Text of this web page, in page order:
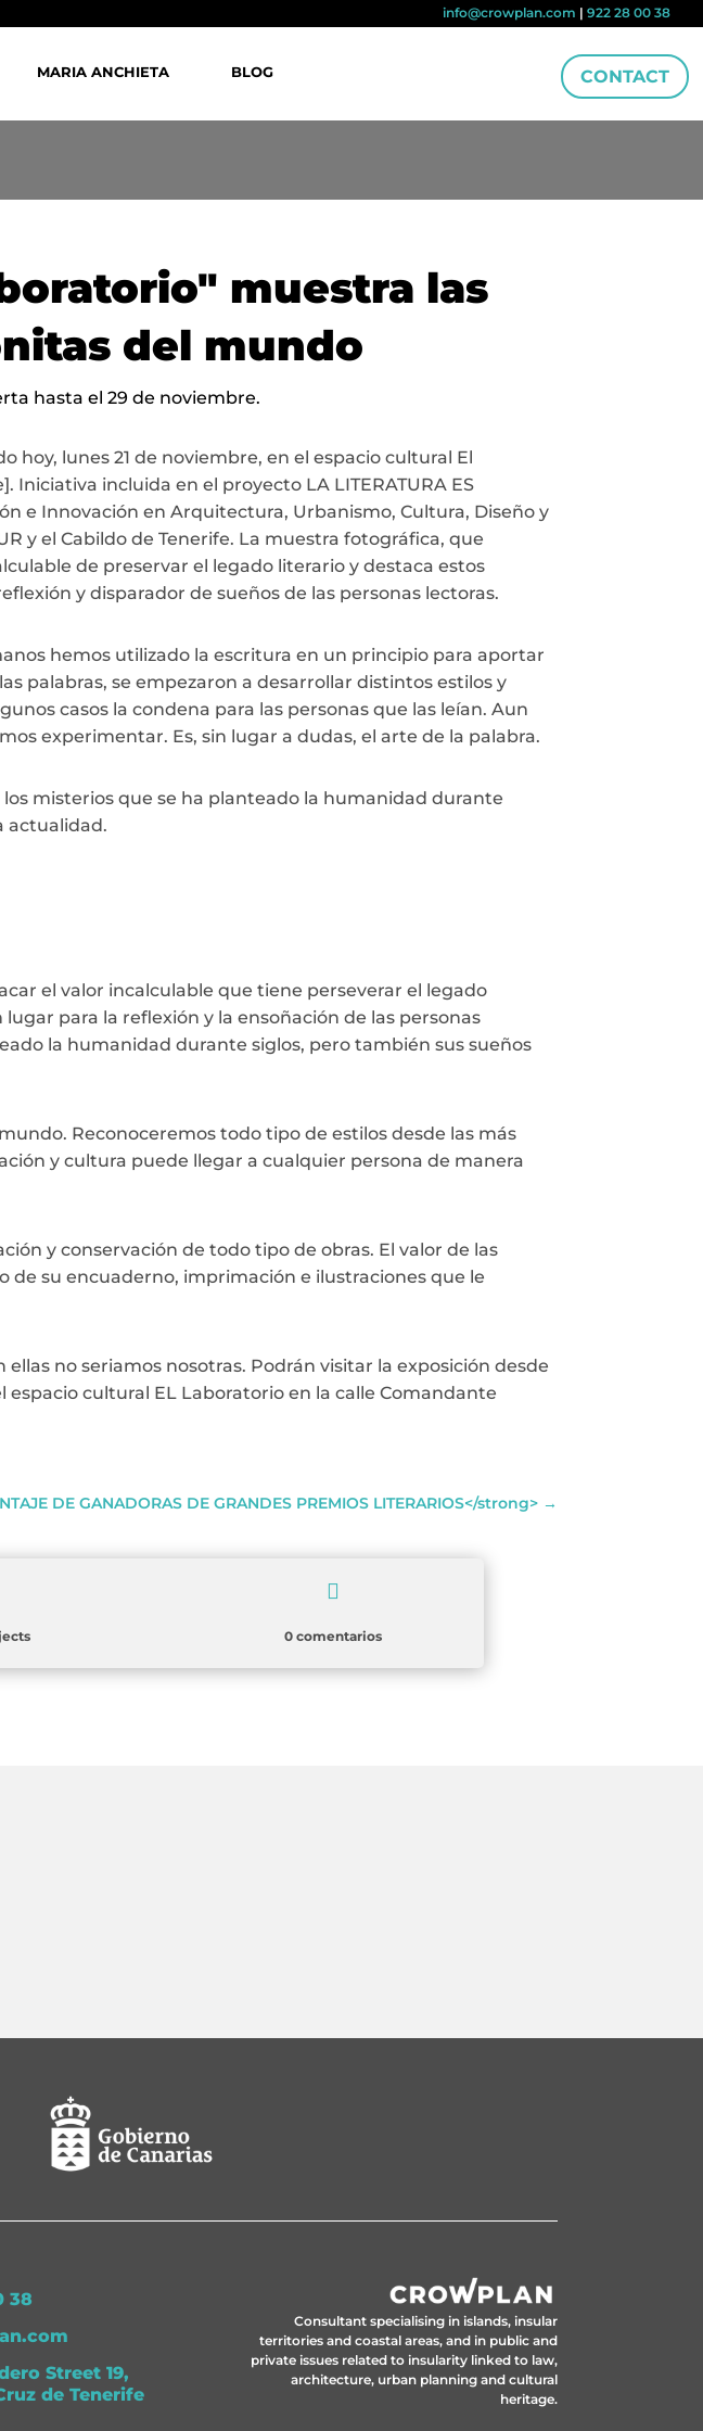
info@crowplan.com | 922 28 00 38
MARIA ANCHIETA BLOG CONTACT
muestra las
del mundo
hasta el 29 de noviembre.
lunes 21 de noviembre, en el espacio cultural El
incluida en el proyecto LA LITERATURA ES
e Innovación en Arquitectura, Urbanismo, Cultura, Diseño y
y el Cabildo de Tenerife. La muestra fotográfica, que
de preservar el legado literario y destaca estos
y disparador de sueños de las personas lectoras.
hemos utilizado la escritura en un principio para aportar
palabras, se empezaron a desarrollar distintos estilos y
casos la condena para las personas que las leían. Aun
experimentar. Es, sin lugar a dudas, el arte de la palabra.
misterios que se ha planteado la humanidad durante
actualidad.
el valor incalculable que tiene perseverar el legado
para la reflexión y la ensoñación de las personas
la humanidad durante siglos, pero también sus sueños
Reconoceremos todo tipo de estilos desde las más
y cultura puede llegar a cualquier persona de manera
y conservación de todo tipo de obras. El valor de las
de su encuaderno, imprimación e ilustraciones que le
no seriamos nosotras. Podrán visitar la exposición desde
cultural EL Laboratorio en la calle Comandante
DE GANADORAS DE GRANDES PREMIOS LITERARIOS</strong> →

0 comentarios
38
Street 19,
de Tenerife
Consultant specialising in islands, insular
territories and coastal areas, and in public and
private issues related to insularity linked to law,
architecture, urban planning and cultural
heritage.